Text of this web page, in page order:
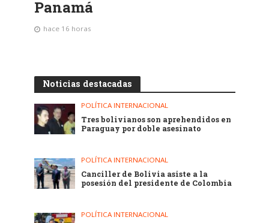
Panamá
hace 16 horas
Noticias destacadas
POLÍTICA INTERNACIONAL
Tres bolivianos son aprehendidos en
Paraguay por doble asesinato
POLÍTICA INTERNACIONAL
Canciller de Bolivia asiste a la
posesión del presidente de Colombia
POLÍTICA INTERNACIONAL